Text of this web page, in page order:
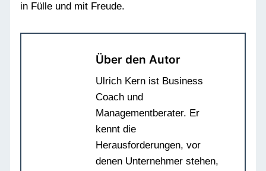
in Fülle und mit Freude.
Über den Autor
Ulrich Kern ist Business
Coach und
Managementberater. Er
kennt die
Herausforderungen, vor
denen Unternehmer stehen,